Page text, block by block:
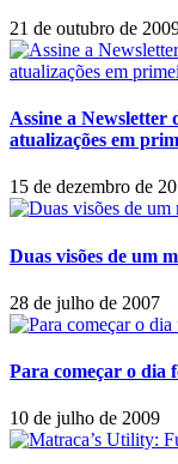
21 de outubro de
Assine a Newsletter
atualizações em
15 de dezembro de
Duas visões de um
28 de julho de 2007
Para começar o dia
10 de julho de 2009